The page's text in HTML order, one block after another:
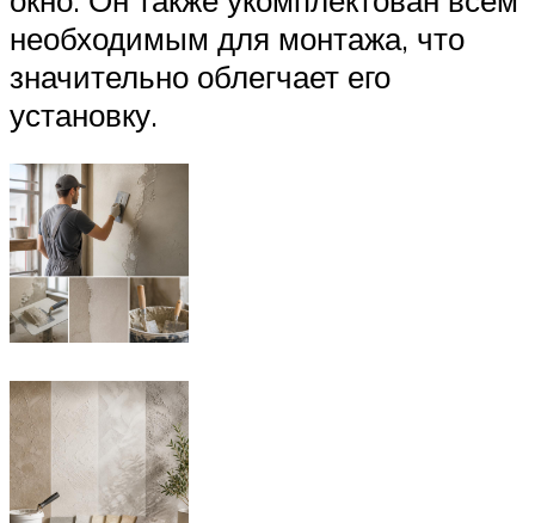
необходимым для монтажа, что
значительно облегчает его
установку.